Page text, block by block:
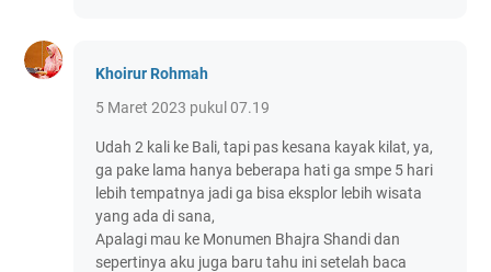
Khoirur Rohmah
5 Maret 2023 pukul 07.19
Udah 2 kali ke Bali, tapi pas kesana kayak kilat, ya,
ga pake lama hanya beberapa hati ga smpe 5 hari
lebih tempatnya jadi ga bisa eksplor lebih wisata
yang ada di sana,
Apalagi mau ke Monumen Bhajra Shandi dan
sepertinya aku juga baru tahu ini setelah baca